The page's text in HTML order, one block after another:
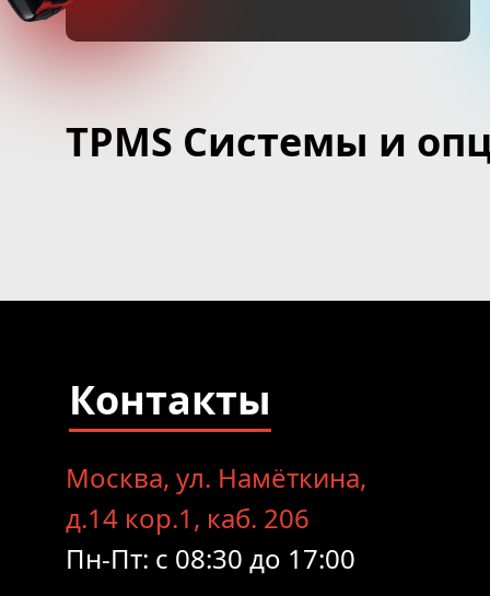
TPMS Системы и
Контакты
Москва, ул. Намёткина,
д.14 кор.1, каб. 206
Пн-Пт: с 08:30 до 17:00